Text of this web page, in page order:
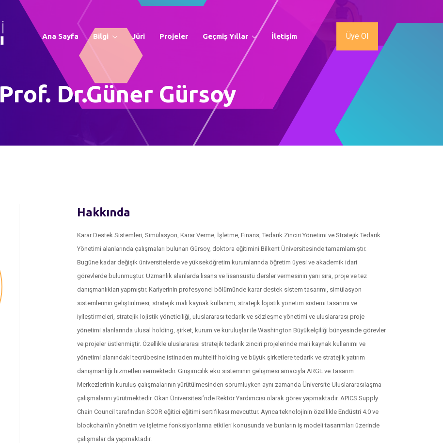
Ana Sayfa Bilgi Jüri Projeler Geçmiş Yıllar İletişim Üye Ol
Prof. Dr.Güner Gürsoy
Hakkında
Karar Destek Sistemleri, Simülasyon, Karar Verme, İşletme, Finans, Tedarik Zinciri Yönetimi ve Stratejik Tedarik
Yönetimi alanlarında çalışmaları bulunan Gürsoy, doktora eğitimini Bilkent Üniversitesinde tamamlamıştır.
Bugüne kadar değişik üniversitelerde ve yükseköğretim kurumlarında öğretim üyesi ve akademik idari
görevlerde bulunmuştur. Uzmanlık alanlarda lisans ve lisansüstü dersler vermesinin yanı sıra, proje ve tez
danışmanlıkları yapmıştır. Kariyerinin profesyonel bölümünde karar destek sistem tasarımı, simülasyon
sistemlerinin geliştirilmesi, stratejik mali kaynak kullanımı, stratejik lojistik yönetim sistemi tasarımı ve
iyileştirmeleri, stratejik lojistik yöneticiliği, uluslararası tedarik ve sözleşme yönetimi ve uluslararası proje
yönetimi alanlarında ulusal holding, şirket, kurum ve kuruluşlar ile Washington Büyükelçiliği bünyesinde görevler
ve projeler üstlenmiştir. Özellikle uluslararası stratejik tedarik zinciri projelerinde mali kaynak kullanımı ve
yönetimi alanındaki tecrübesine istinaden muhtelif holding ve büyük şirketlere tedarik ve stratejik yatırım
danışmanlığı hizmetleri vermektedir. Girişimcilik eko sisteminin gelişmesi amacıyla ARGE ve Tasarım
Merkezlerinin kuruluş çalışmalarının yürütülmesinden sorumluyken aynı zamanda Üniversite Uluslararasılaşma
çalışmalarını yürütmektedir. Okan Üniversitesi’nde Rektör Yardımcısı olarak görev yapmaktadır. APICS Supply
Chain Council tarafından SCOR eğitici eğitimi sertifikası mevcuttur. Ayrıca teknolojinin özellikle Endüstri 4.0 ve
blockchain’in yönetim ve işletme fonksiyonlarına etkileri konusunda ve bunların iş modeli tasarımları üzerinde
çalışmalar da yapmaktadır.